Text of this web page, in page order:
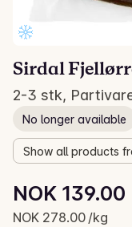
Sirdal
2-3 stk,
No longer available
Show all products
Current price is:
NOK 139.00
NOK 278.00 /kg
Unit price: NOK